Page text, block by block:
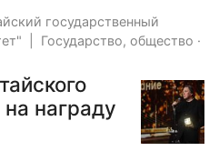
государственный
Государство, общество ·
награду